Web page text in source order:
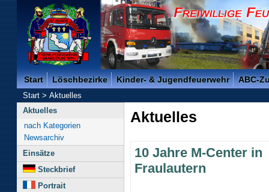
Freiwillige Feuerwehr der Kreisstadt Saarlouis -
Start Löschbezirke Kinder- & Jugendfeuerwehr ABC-
Start>Aktuelles
Aktuelles
nach Kategorien
Newsarchiv
Einsätze
Steckbrief
Portrait
Aktuelles
10 Jahre M-Center in
Fraulautern